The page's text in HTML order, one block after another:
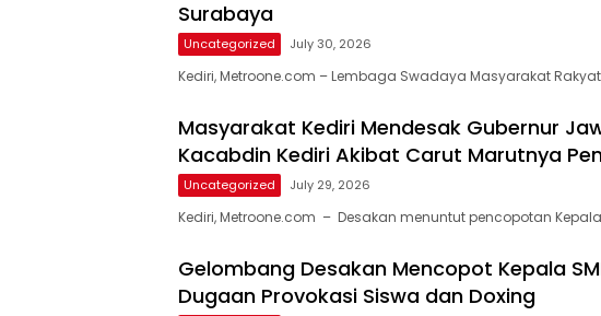
Surabaya
Uncategorized July 30, 2026
Kediri, Metroone.com – Lembaga Swadaya Masyarakat
Masyarakat Kediri Mendesak Gubernur
Kacabdin Kediri Akibat Carut Marutnya
Uncategorized July 29, 2026
Kediri, Metroone.com – Desakan menuntut pencopotan Kepala
Gelombang Desakan Mencopot Kepala
Dugaan Provokasi Siswa dan Doxing